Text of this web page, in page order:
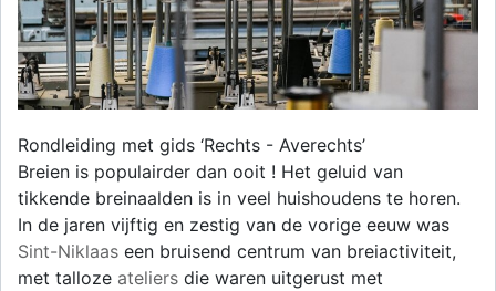
Rondleiding met gids ‘Rechts - Averechts’
Breien is populairder dan ooit ! Het geluid van
tikkende breinaalden is in veel huishoudens te horen.
In de jaren vijftig en zestig van de vorige eeuw was
Sint-Niklaas een bruisend centrum van breiactiviteit,
met talloze ateliers die waren uitgerust met